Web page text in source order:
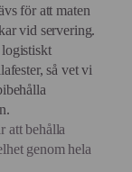
för att maten
vid servering.
så vet vi
att behålla
genom hela